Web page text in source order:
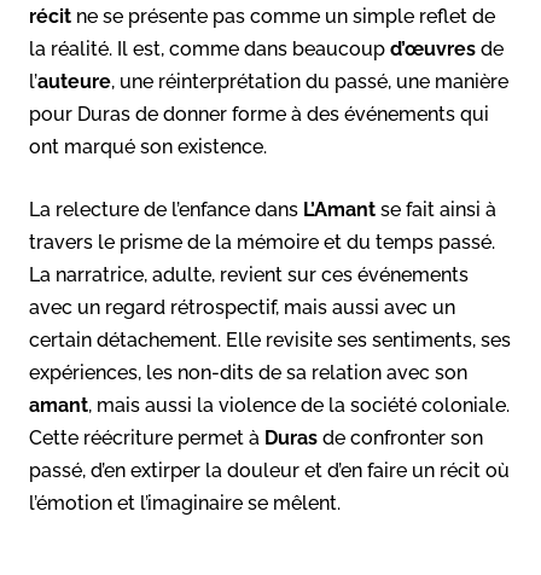
récit ne se présente pas comme un simple reflet de
la réalité. Il est, comme dans beaucoup d’œuvres de
l’auteure, une réinterprétation du passé, une manière
pour Duras de donner forme à des événements qui
ont marqué son existence.
La relecture de l’enfance dans L’Amant se fait ainsi à
travers le prisme de la mémoire et du temps passé.
La narratrice, adulte, revient sur ces événements
avec un regard rétrospectif, mais aussi avec un
certain détachement. Elle revisite ses sentiments, ses
expériences, les non-dits de sa relation avec son
amant, mais aussi la violence de la société coloniale.
Cette réécriture permet à Duras de confronter son
passé, d’en extirper la douleur et d’en faire un récit où
l’émotion et l’imaginaire se mêlent.